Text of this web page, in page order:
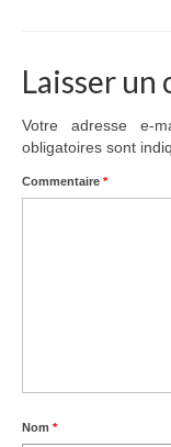
PROJETS
LE WATT
Parc
Laisser
Votre adresse e-
obligatoires sont
Commentaire *
Nom *